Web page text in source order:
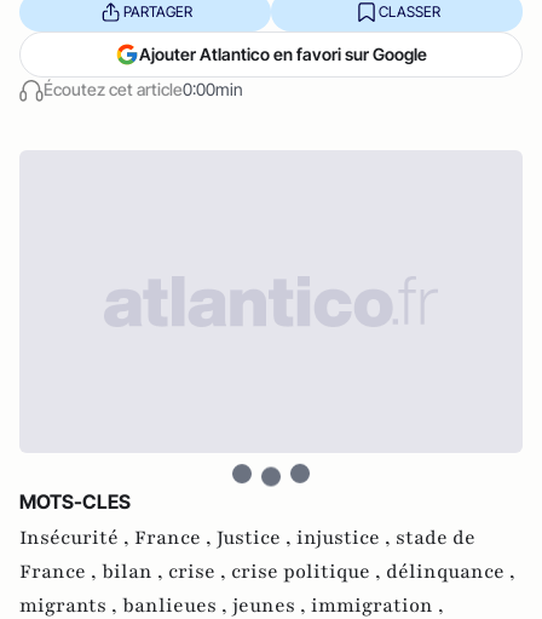
Écoutez cet article0:00min
PARTAGER CLASSER
Ajouter Atlantico en favori sur Google
MOTS-CLES
Insécurité , France , Justice , injustice , stade de
France , bilan , crise , crise politique , délinquance ,
migrants , banlieues , jeunes , immigration ,